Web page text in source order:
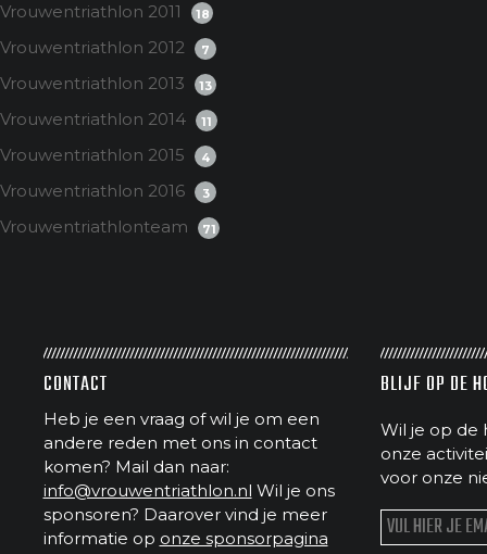
Vrouwentriathlon 2011 18
Vrouwentriathlon 2012 7
Vrouwentriathlon 2013 13
Vrouwentriathlon 2014 11
Vrouwentriathlon 2015 4
Vrouwentriathlon 2016 3
Vrouwentriathlonteam 71
CONTACT
Heb je een vraag of wil je om een
andere reden met ons in contact
komen? Mail dan naar:
info@vrouwentriathlon.nl Wil je ons
sponsoren? Daarover vind je meer
informatie op onze sponsorpagina
BLIJF OP DE
Wil je op de
onze
voor onze